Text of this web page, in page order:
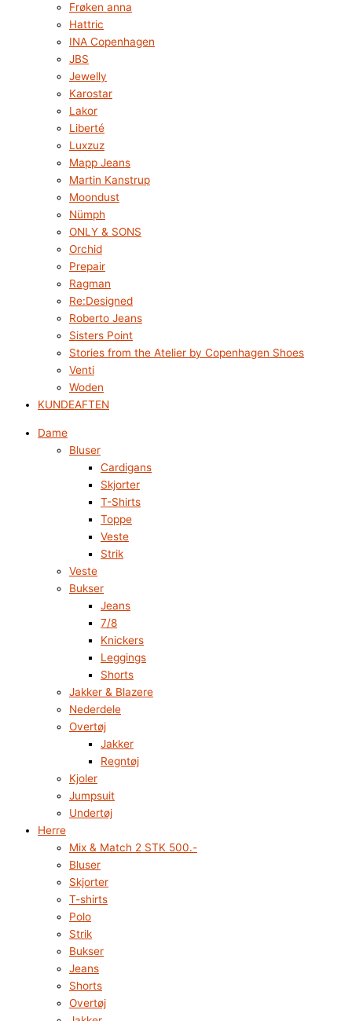
Frøken anna
Hattric
INA Copenhagen
JBS
Jewelly
Karostar
Lakor
Liberté
Luxzuz
Mapp Jeans
Martin Kanstrup
Moondust
Nümph
ONLY & SONS
Orchid
Prepair
Ragman
Re:Designed
Roberto Jeans
Sisters Point
Stories from the Atelier by Copenhagen Shoes
Venti
Woden
KUNDEAFTEN
Dame
Bluser
Cardigans
Skjorter
T-Shirts
Toppe
Veste
Strik
Veste
Bukser
Jeans
7/8
Knickers
Leggings
Shorts
Jakker & Blazere
Nederdele
Overtøj
Jakker
Regntøj
Kjoler
Jumpsuit
Undertøj
Herre
Mix & Match 2 STK 500.-
Bluser
Skjorter
T-shirts
Polo
Strik
Bukser
Jeans
Shorts
Overtøj